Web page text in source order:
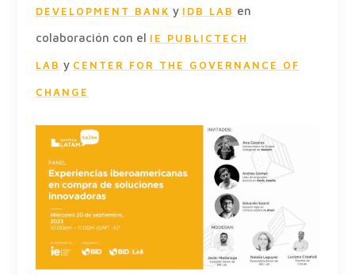
DEVELOPMENT BANK y IDB LAB en
colaboración con el IE PUBLICTECH
LAB y CENTER FOR THE GOVERNANCE OF
CHANGE